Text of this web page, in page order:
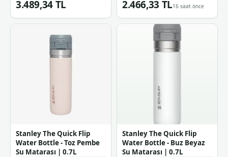
3.489,34 TL 2.466,33 TL16 saat önce
Stanley The Quick Flip
Water Bottle - Toz Pembe
Su Matarası | 0.7L
Stanley The Quick Flip
Water Bottle - Buz Beyaz
Su Matarası | 0.7L